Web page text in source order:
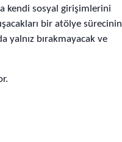
kendi sosyal girişimlerini
bir atölye sürecinin
yalnız bırakmayacak ve